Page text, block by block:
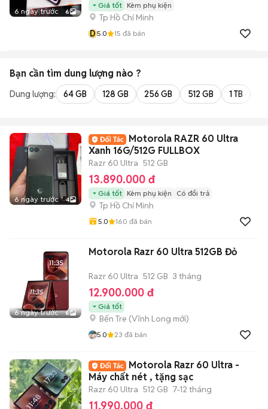
6 ngày trước 6
Giá tốt Kèm phụ kiện
Tp Hồ Chí Minh
D5.0 15 đã bán
Bạn cần tìm dung lượng nào ?
Dung lượng: 64 GB 128 GB 256 GB 512 GB 1 TB
6 ngày trước 4
Motorola RAZR 60 Ultra
Xanh 16G/512G FULLBOX
Razr 60 Ultra 512 GB
13.890.000 đ
Giá tốt Kèm phụ kiện Có đổi trả
Tp Hồ Chí Minh
5.0 160 đã bán
6 ngày trước 6
Motorola Razr 60 Ultra 512GB Đỏ
Razr 60 Ultra 512 GB 3 tháng
12.900.000 đ
Giá tốt
Bến Tre (Vĩnh Long mới)
5.0 23 đã bán
Motorola Razr 60 Ultra -
Máy chất nét , tặng sạc
Razr 60 Ultra 512 GB 7-12 tháng
11.990.000 đ